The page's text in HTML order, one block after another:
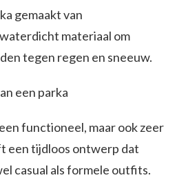
gemaakt van
materiaal om
tegen regen en sneeuw.
een parka
functioneel, maar ook zeer
een tijdloos ontwerp dat
casual als formele outfits.